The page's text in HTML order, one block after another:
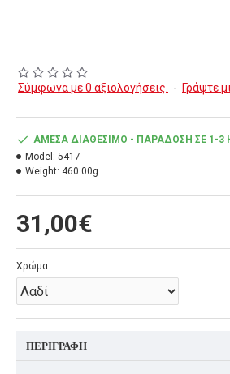
Σύμφωνα με 0 αξιολογήσεις. - Γράψτε
31,00€
ΆΜΕΣΑ ΔΙΑΘΈΣΙΜΟ - ΠΑΡΆΔΟΣΗ ΣΕ 1-3
Model: 5417
Weight: 460.00g
Χρώμα
ΠΕΡΙΓΡΑΦΉ